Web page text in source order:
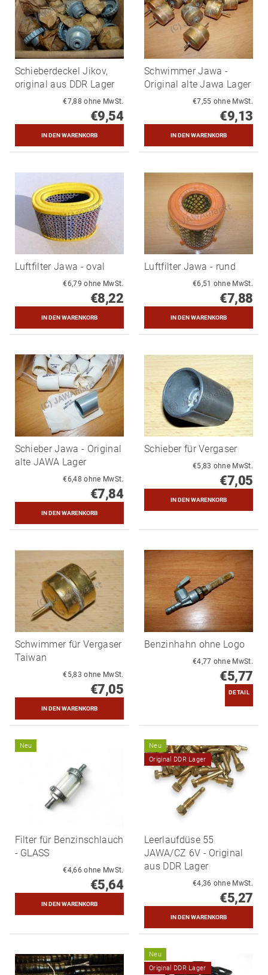
Schieberdeckel Jikov,
original aus DDR Lager
€7,88 ohne MwSt.
€9,54
Schwimmer Jawa -
Original alte Jawa Lager
€7,55 ohne MwSt.
€9,13
Luftfilter Jawa - oval
€6,79 ohne MwSt.
€8,22
Luftfilter Jawa - rund
€6,51 ohne MwSt.
€7,88
Schieber Jawa - Original
alte JAWA Lager
€6,48 ohne MwSt.
€7,84
Schieber für Vergaser
€5,83 ohne MwSt.
€7,05
Schwimmer für Vergaser
Taiwan
€5,83 ohne MwSt.
€7,05
Benzinhahn ohne Logo
€4,77 ohne MwSt.
€5,77
DETAIL
Neu
Filter für Benzinschlauch
- GLASS
€4,66 ohne MwSt.
€5,64
Neu
Original DDR Lager
Leerlaufdüse 55
JAWA/CZ 6V - Original
aus DDR Lager
€4,36 ohne MwSt.
€5,27
Neu
Original DDR Lager